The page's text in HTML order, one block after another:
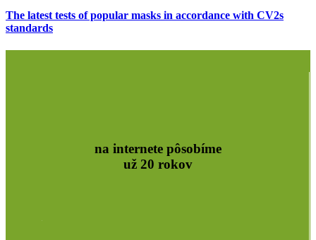
The latest tests of popular masks in accordance with CV2s
standards
na internete pôsobíme
už 20 rokov